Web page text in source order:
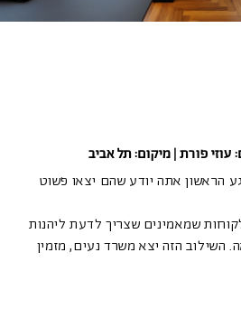
הנייד שלך ונשלח לך קוד אימות
חדש/אורח
להרשמה
עוזי פורת | מיקום: תל אביב
הראשון אתה יודע שהם יצאו פשוט
שמאמינים שצריך לדעת ליהנות
השילוב הזה יצא משרד נעים, מזמין